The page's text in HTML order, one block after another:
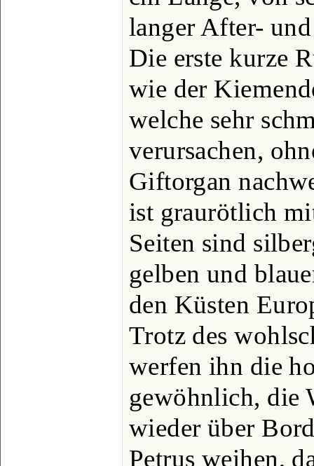
langer After-
Die erste kurze
wie der
welche sehr
verursachen,
Giftorgan
ist graurötlich
Seiten sind
gelben und
den Küsten
Trotz des
werfen ihn die
gewöhnlich, die
wieder über
Petrus weihen,